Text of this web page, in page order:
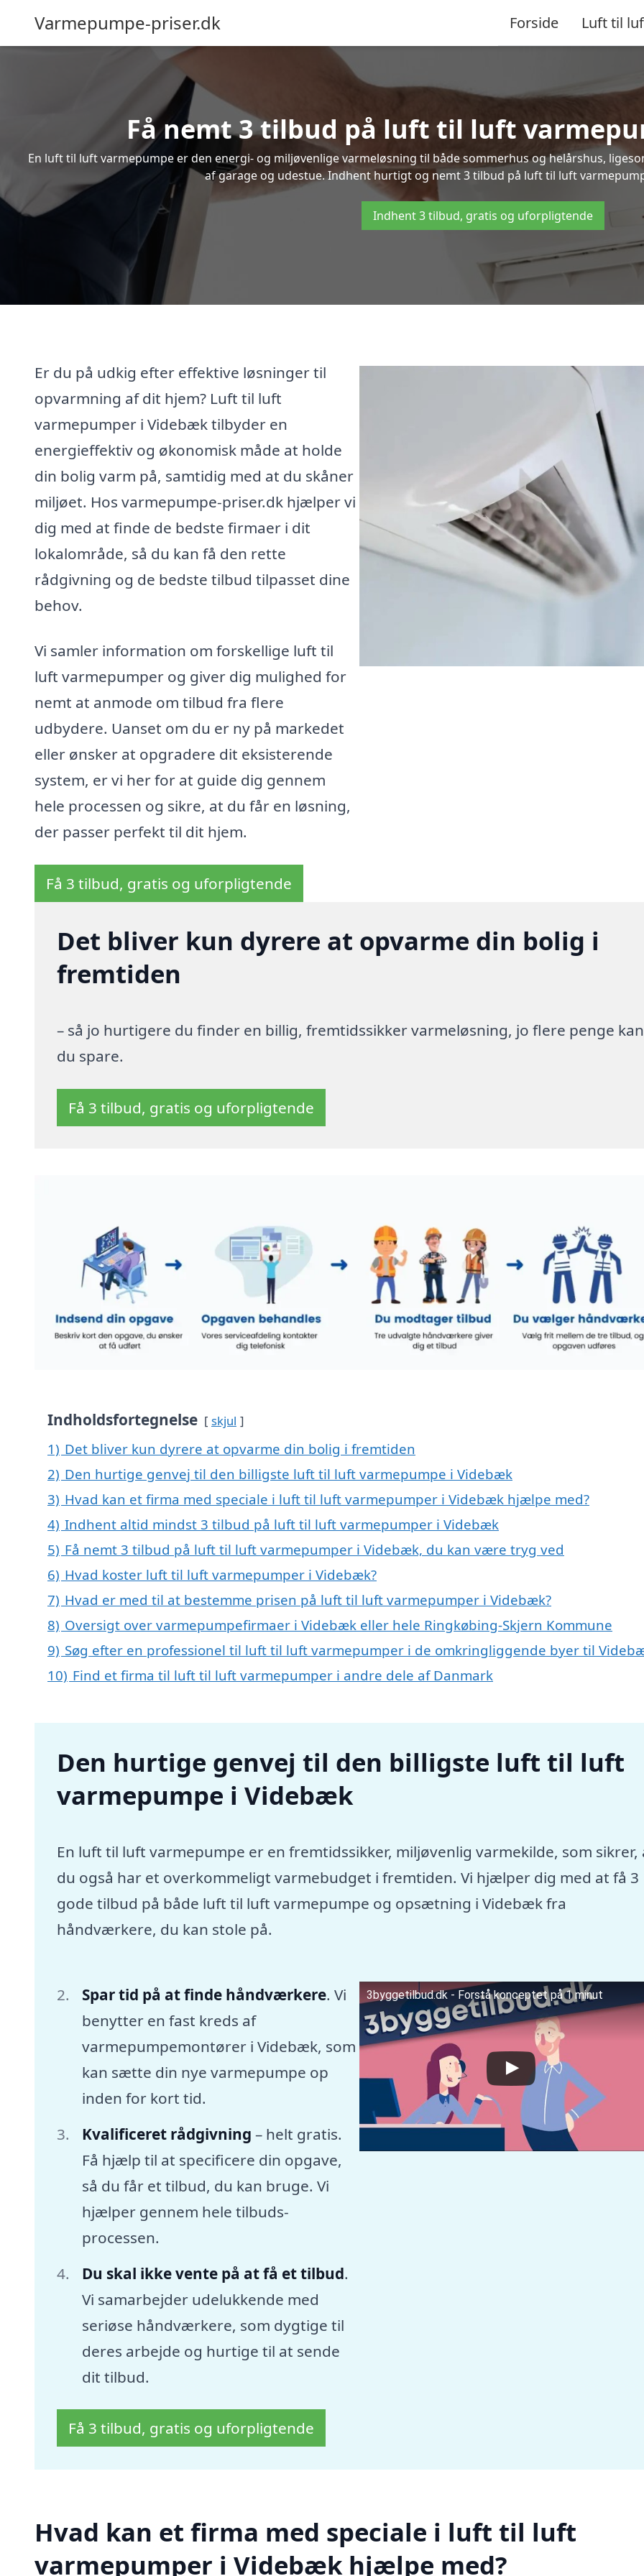
Varmepumpe-priser.dk Forside Luft til
Få nemt 3 tilbud på luft til luft
En luft til luft varmepumpe er den energi- og miljøvenlige varmeløsning til både sommerhus og helårshus,
af garage og udestue. Indhent hurtigt og nemt 3 tilbud på luft til luft
Indhent 3 tilbud, gratis og uforpligtende
Er du på udkig efter effektive løsninger til
opvarmning af dit hjem? Luft til luft
varmepumper i Videbæk tilbyder en
energieffektiv og økonomisk måde at holde
din bolig varm på, samtidig med at du skåner
miljøet. Hos varmepumpe-priser.dk hjælper vi
dig med at finde de bedste firmaer i dit
lokalområde, så du kan få den rette
rådgivning og de bedste tilbud tilpasset dine
behov.
Vi samler information om forskellige luft til
luft varmepumper og giver dig mulighed for
nemt at anmode om tilbud fra flere
udbydere. Uanset om du er ny på markedet
eller ønsker at opgradere dit eksisterende
system, er vi her for at guide dig gennem
hele processen og sikre, at du får en løsning,
der passer perfekt til dit hjem.
Få 3 tilbud, gratis og uforpligtende
Det bliver kun dyrere at opvarme din bolig i
fremtiden
– så jo hurtigere du finder en billig, fremtidssikker varmeløsning, jo flere penge kan
du spare.
Få 3 tilbud, gratis og uforpligtende
Indholdsfortegnelse skjul
1) Det bliver kun dyrere at opvarme din bolig i fremtiden
2) Den hurtige genvej til den billigste luft til luft varmepumpe i Videbæk
3) Hvad kan et firma med speciale i luft til luft varmepumper i Videbæk hjælpe med?
4) Indhent altid mindst 3 tilbud på luft til luft varmepumper i Videbæk
5) Få nemt 3 tilbud på luft til luft varmepumper i Videbæk, du kan være tryg ved
6) Hvad koster luft til luft varmepumper i Videbæk?
7) Hvad er med til at bestemme prisen på luft til luft varmepumper i Videbæk?
8) Oversigt over varmepumpefirmaer i Videbæk eller hele Ringkøbing-Skjern Kommune
9) Søg efter en professionel til luft til luft varmepumper i de omkringliggende byer til
10) Find et firma til luft til luft varmepumper i andre dele af Danmark
Den hurtige genvej til den billigste luft til luft
varmepumpe i Videbæk
En luft til luft varmepumpe er en fremtidssikker, miljøvenlig varmekilde, som sikrer,
du også har et overkommeligt varmebudget i fremtiden. Vi hjælper dig med at få 3
gode tilbud på både luft til luft varmepumpe og opsætning i Videbæk fra
håndværkere, du kan stole på.
Spar tid på at finde håndværkere. Vi
benytter en fast kreds af
varmepumpemontører i Videbæk, som
kan sætte din nye varmepumpe op
inden for kort tid.
Kvalificeret rådgivning – helt gratis.
Få hjælp til at specificere din opgave,
så du får et tilbud, du kan bruge. Vi
hjælper gennem hele tilbuds-
processen.
Du skal ikke vente på at få et tilbud.
Vi samarbejder udelukkende med
seriøse håndværkere, som dygtige til
deres arbejde og hurtige til at sende
dit tilbud.
3byggetilbud.dk - Forstå konceptet på 1 minut
Få 3 tilbud, gratis og uforpligtende
Hvad kan et firma med speciale i luft til luft
varmepumper i Videbæk hjælpe med?